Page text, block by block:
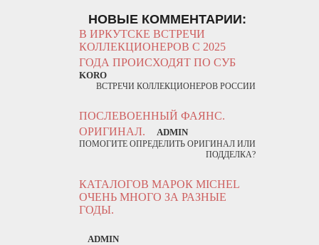
НОВЫЕ КОММЕНТАРИИ:
В ИРКУТСКЕ ВСТРЕЧИ
КОЛЛЕКЦИОНЕРОВ С 2025
ГОДА ПРОИСХОДЯТ ПО СУБ
KORO
ВСТРЕЧИ КОЛЛЕКЦИОНЕРОВ РОССИИ
ПОСЛЕВОЕННЫЙ ФАЯНС.
ОРИГИНАЛ.
ADMIN
ПОМОГИТЕ ОПРЕДЕЛИТЬ ОРИГИНАЛ ИЛИ
ПОДДЕЛКА?
КАТАЛОГОВ МАРОК MICHEL
ОЧЕНЬ МНОГО ЗА РАЗНЫЕ
ГОДЫ.
ADMIN